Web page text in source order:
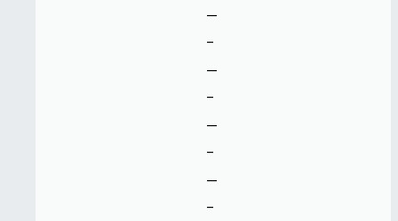
--
-
--
-
--
-
--
-